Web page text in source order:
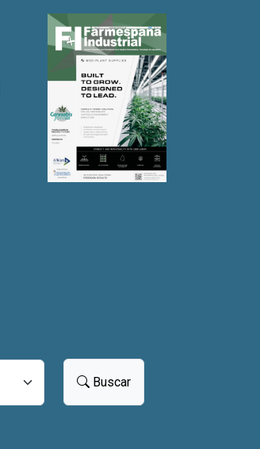
Buscar